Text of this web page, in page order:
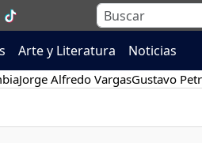
Arte y Literatura Noticias
Jorge Alfredo VargasGustavo